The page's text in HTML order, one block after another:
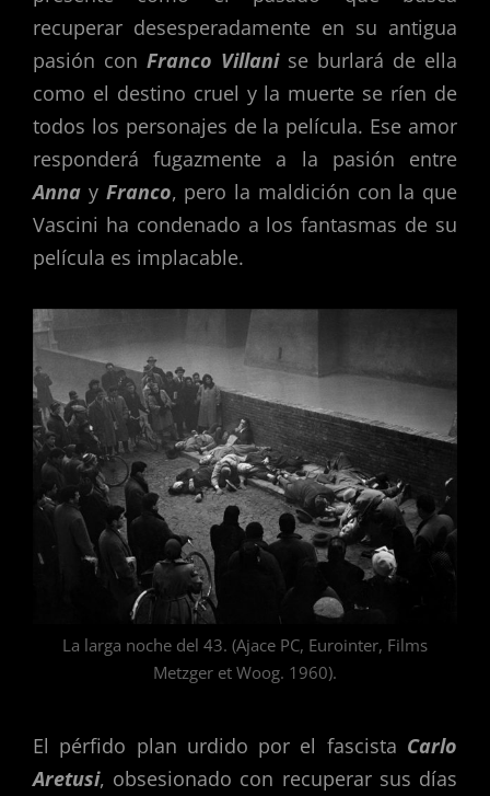
recuperar desesperadamente en su antigua
pasión con Franco Villani se burlará de ella
como el destino cruel y la muerte se ríen de
todos los personajes de la película. Ese amor
responderá fugazmente a la pasión entre
Anna y Franco, pero la maldición con la que
Vascini ha condenado a los fantasmas de su
película es implacable.
La larga noche del 43. (Ajace PC, Eurointer, Films
Metzger et Woog. 1960).
El pérfido plan urdido por el fascista Carlo
Aretusi, obsesionado con recuperar sus días